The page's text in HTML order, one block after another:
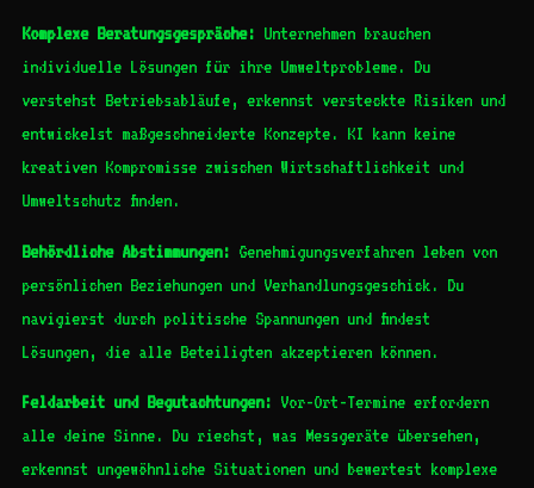
Komplexe Beratungsgespräche: Unternehmen brauchen
individuelle Lösungen für ihre Umweltprobleme. Du
verstehst Betriebsabläufe, erkennst versteckte Risiken und
entwickelst maßgeschneiderte Konzepte. KI kann keine
kreativen Kompromisse zwischen Wirtschaftlichkeit und
Umweltschutz finden.
Behördliche Abstimmungen: Genehmigungsverfahren leben von
persönlichen Beziehungen und Verhandlungsgeschick. Du
navigierst durch politische Spannungen und findest
Lösungen, die alle Beteiligten akzeptieren können.
Feldarbeit und Begutachtungen: Vor-Ort-Termine erfordern
alle deine Sinne. Du riechst, was Messgeräte übersehen,
erkennst ungewöhnliche Situationen und bewertest komplexe